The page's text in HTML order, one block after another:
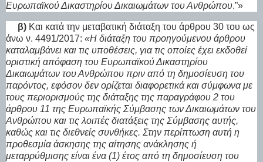
Ευρωπαϊκού Δικαστηρίου Δικαιωμάτων του Ανθρώπου.”»
β) Και κατά την μεταβατική διάταξη του άρθρου 30 του ως
άνω ν. 4491/2017: «Η διάταξη του προηγούμενου άρθρου
καταλαμβάνει και τις υποθέσεις, για τις οποίες έχει εκδοθεί
οριστική απόφαση του Ευρωπαϊκού Δικαστηρίου
Δικαιωμάτων του Ανθρώπου πριν από τη δημοσίευση του
παρόντος, εφόσον δεν ορίζεται διαφορετικά και σύμφωνα με
τους περιορισμούς της διάταξης της παραγράφου 2 του
άρθρου 11 της Ευρωπαϊκής Σύμβασης των Δικαιωμάτων του
Ανθρώπου και τις λοιπές διατάξεις της Σύμβασης αυτής,
καθώς και τις διεθνείς συνθήκες. Στην περίπτωση αυτή η
προθεσμία άσκησης της αίτησης ανάκλησης ή
μεταρρύθμισης είναι ένα (1) έτος από τη δημοσίευση του